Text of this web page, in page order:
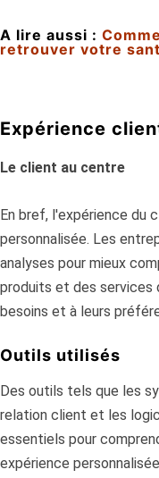
A lire aussi :
retrouver votre
Expérience
Le client au centre
En bref, l'expérience du
personnalisée. Les
analyses pour mieux
produits et des services
besoins et à leurs
Outils utilisés
Des outils tels que les
relation client et les
essentiels pour
expérience